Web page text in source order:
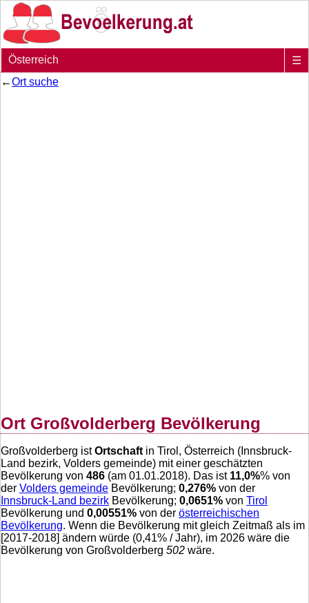
Österreich
☰
←Ort suche
Ort Großvolderberg Bevölkerung
Großvolderberg istOrtschaft in Tirol, Österreich (Innsbruck-
Land bezirk, Volders gemeinde) mit einer geschätzten
Bevölkerung von 486 (am 01.01.2018). Das ist 11,0%% von
der Volders gemeinde Bevölkerung; 0,276% von der
Innsbruck-Land bezirk Bevölkerung; 0,0651% von Tirol
Bevölkerung und 0,00551% von der österreichischen
Bevölkerung. Wenn die Bevölkerung mit gleich Zeitmaß als im
[2017-2018] ändern würde (0,41% / Jahr), im 2026 wäre die
Bevölkerung von Großvolderberg 502 wäre.